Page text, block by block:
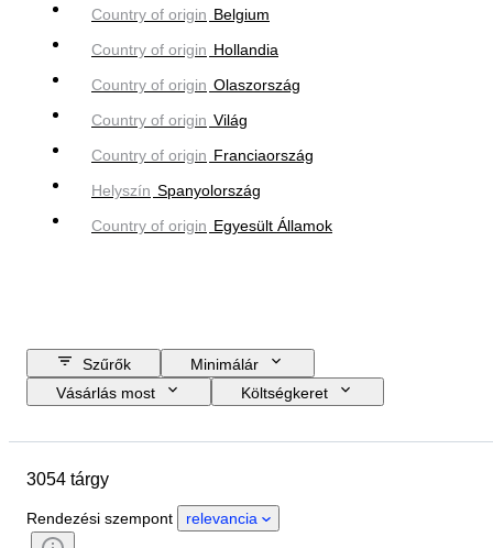
Country of origin Belgium
Country of origin Hollandia
Country of origin Olaszország
Country of origin Világ
Country of origin Franciaország
Helyszín Spanyolország
Country of origin Egyesült Államok
Szűrők
Minimálár
Vásárlás most
Költségkeret
Country of origin
Téma
Technika
Aláírás
3054 tárgy
Rendezési szempont relevancia